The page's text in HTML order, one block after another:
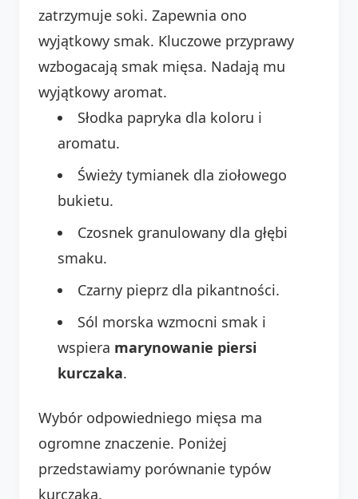
zatrzymuje soki. Zapewnia ono
wyjątkowy smak. Kluczowe przyprawy
wzbogacają smak mięsa. Nadają mu
wyjątkowy aromat.
Słodka papryka dla koloru i
aromatu.
Świeży tymianek dla ziołowego
bukietu.
Czosnek granulowany dla głębi
smaku.
Czarny pieprz dla pikantności.
Sól morska wzmocni smak i
wspiera marynowanie piersi
kurczaka.
Wybór odpowiedniego mięsa ma
ogromne znaczenie. Poniżej
przedstawiamy porównanie typów
kurczaka.